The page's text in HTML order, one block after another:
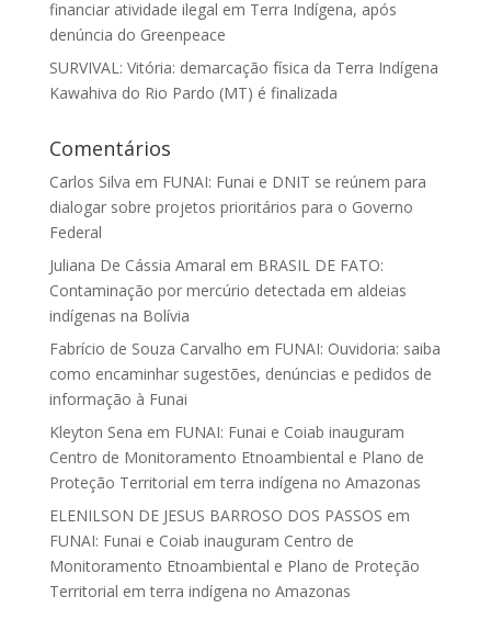
financiar atividade ilegal em Terra Indígena, após
denúncia do Greenpeace
SURVIVAL: Vitória: demarcação física da Terra Indígena
Kawahiva do Rio Pardo (MT) é finalizada
Comentários
Carlos Silva em FUNAI: Funai e DNIT se reúnem para
dialogar sobre projetos prioritários para o Governo
Federal
Juliana De Cássia Amaral em BRASIL DE FATO:
Contaminação por mercúrio detectada em aldeias
indígenas na Bolívia
Fabrício de Souza Carvalho em FUNAI: Ouvidoria: saiba
como encaminhar sugestões, denúncias e pedidos de
informação à Funai
Kleyton Sena em FUNAI: Funai e Coiab inauguram
Centro de Monitoramento Etnoambiental e Plano de
Proteção Territorial em terra indígena no Amazonas
ELENILSON DE JESUS BARROSO DOS PASSOS em
FUNAI: Funai e Coiab inauguram Centro de
Monitoramento Etnoambiental e Plano de Proteção
Territorial em terra indígena no Amazonas